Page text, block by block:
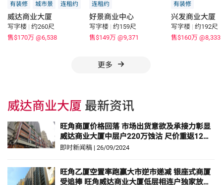
有装修 城市景 连租约
威达商业大厦
写字楼 | 约260尺
售$170万 @6,538
连租约
好景商业中心
写字楼 | 约159尺
售$149万 @9,371
有装修
兴发商业大厦
写字楼 | 约192尺
售$160万 @8,333
更多
威达商业大厦 最新资讯
旺角商厦价格回落 市场出货意欲及承接力彰显
威达商业大厦中层户220万蚀沽 尺价重返12年
前水平
即时新闻稿 |26/09/2024
旺角乙厦空置率跑赢大市逆市递减 银座式商厦
受追捧 旺角威达商业大厦低层相连户独家放售